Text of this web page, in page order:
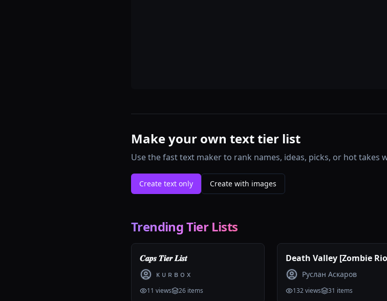
Make your own text tier list
Use the fast text maker to rank names, ideas, picks, or hot takes
Create text only Create with images
Trending Tier Lists
𝑪𝒂𝒑𝒔 𝑻𝒊𝒆𝒓 𝑳𝒊𝒔𝒕
ᴋ ᴜ ʀ ʙ ᴏ x
11 views 26 items
Death Valley [Zombie
maps tierlist
Руслан Аскаров
132views 31 items